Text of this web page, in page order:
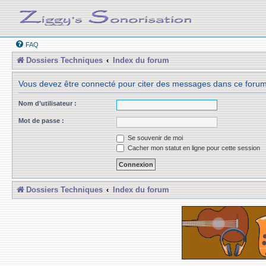
FAQ
Dossiers Techniques Index du forum
Vous devez être connecté pour citer des messages dans ce
Nom d’utilisateur :
Mot de passe :
Se souvenir de moi
Cacher mon statut en ligne pour cette session
Dossiers Techniques Index du forum